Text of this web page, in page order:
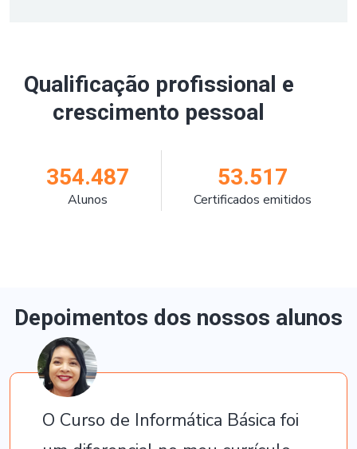
Qualificação profissional e
crescimento pessoal
354.487
Alunos
53.517
Certificados emitidos
Depoimentos dos nossos alunos
O Curso de Informática Básica foi